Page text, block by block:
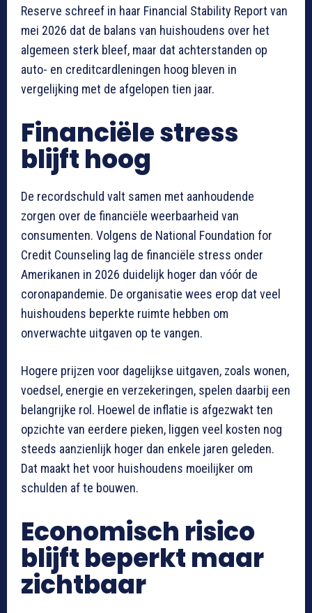
Reserve schreef in haar Financial Stability Report van
mei 2026 dat de balans van huishoudens over het
algemeen sterk bleef, maar dat achterstanden op
auto- en creditcardleningen hoog bleven in
vergelijking met de afgelopen tien jaar.
Financiële stress
blijft hoog
De recordschuld valt samen met aanhoudende
zorgen over de financiële weerbaarheid van
consumenten. Volgens de National Foundation for
Credit Counseling lag de financiële stress onder
Amerikanen in 2026 duidelijk hoger dan vóór de
coronapandemie. De organisatie wees erop dat veel
huishoudens beperkte ruimte hebben om
onverwachte uitgaven op te vangen.
Hogere prijzen voor dagelijkse uitgaven, zoals wonen,
voedsel, energie en verzekeringen, spelen daarbij een
belangrijke rol. Hoewel de inflatie is afgezwakt ten
opzichte van eerdere pieken, liggen veel kosten nog
steeds aanzienlijk hoger dan enkele jaren geleden.
Dat maakt het voor huishoudens moeilijker om
schulden af te bouwen.
Economisch risico
blijft beperkt maar
zichtbaar